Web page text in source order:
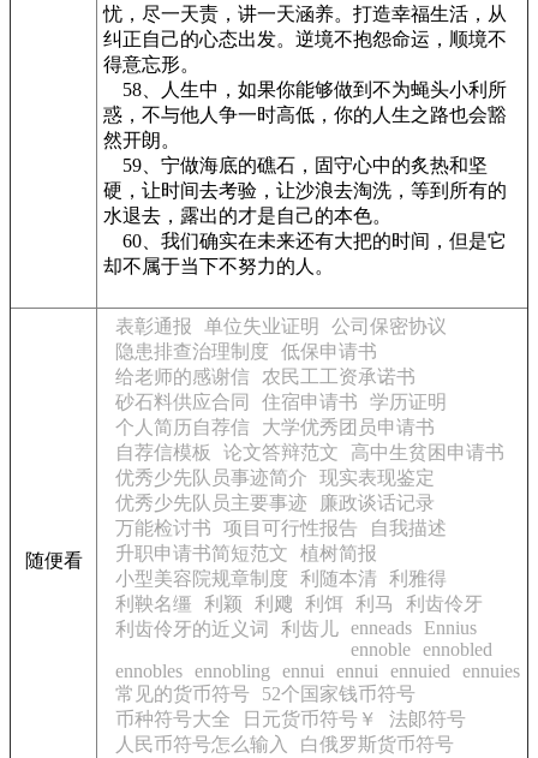
忧，尽一天责，讲一天涵养。打造幸福生活，从
纠正自己的心态出发。逆境不抱怨命运，顺境不
得意忘形。
58、人生中，如果你能够做到不为蝇头小利所
惑，不与他人争一时高低，你的人生之路也会豁
然开朗。
59、宁做海底的礁石，固守心中的炙热和坚
硬，让时间去考验，让沙浪去淘洗，等到所有的
水退去，露出的才是自己的本色。
60、我们确实在未来还有大把的时间，但是它
却不属于当下不努力的人。
随便看
表彰通报 单位失业证明
公司保密协议
隐患排查治理制度
低保申请书
给老师的感谢信
农民工工资承诺书
砂石料供应合同
住宿申请书
学历证明
个人简历自荐信
大学优秀团员申请书
自荐信模板
论文答辩范文
高中生贫困申请书
优秀少先队员事迹简介
现实表现鉴定
优秀少先队员主要事迹
廉政谈话记录
万能检讨书
项目可行性报告
自我描述
升职申请书简短范文
植树简报
小型美容院规章制度
利随本清
利雅得
利鞅名缰
利颖 利飕 利饵 利马
利齿伶牙
利齿伶牙的近义词
利齿儿 enneads
Ennius
ennoble ennobled
ennobles ennobling ennui ennui ennuied
ennuies
常见的货币符号
52个国家钱币符号
币种符号大全
日元货币符号￥
法郞符号
人民币符号怎么输入
白俄罗斯货币符号